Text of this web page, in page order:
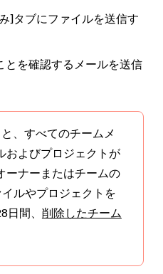
]タブにファイルを送信す
とを確認するメールを送信
、すべてのチームメ
およびプロジェクトが
ーナーまたはチームの
ルやプロジェクトを
日間、 削除したチーム